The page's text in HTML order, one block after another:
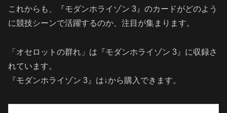
これからも、『モダンホライゾン 3』のカードがどのよう
に競技シーンで活躍するのか、注目が集まります。
「オセロットの群れ」は『モダンホライゾン 3』に収録さ
れています。
『モダンホライゾン 3』は↓から購入できます。